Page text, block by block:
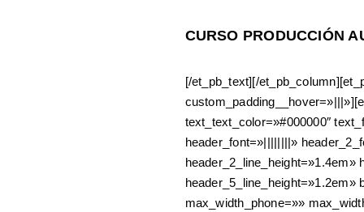
CURSO PRODUCCIÓN
[/et_pb_text][/
text_text_color=»#000000″
header_font=»||||||||»
max_width_phone=»»